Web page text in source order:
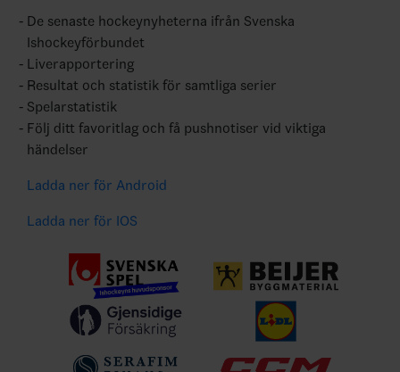
De senaste hockeynyheterna ifrån Svenska
Ishockeyförbundet
Liverapportering
Resultat och statistik för samtliga serier
Spelarstatistik
Följ ditt favoritlag och få pushnotiser vid viktiga
händelser
Ladda ner för Android
Ladda ner för IOS